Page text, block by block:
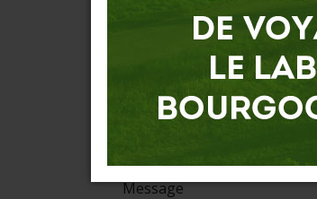
Téléphone *
Message